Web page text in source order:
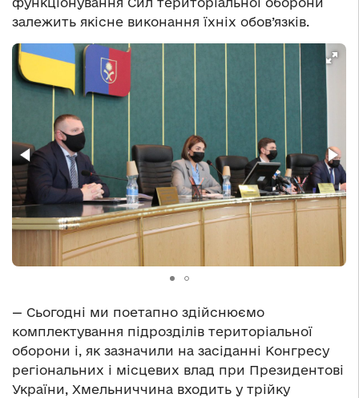
залежить якісне виконання їхніх обов’язків.
— Сьогодні ми поетапно здійснюємо
комплектування підрозділів територіальної
оборони і, як зазначили на засіданні Конгресу
регіональних і місцевих влад при Президентові
України, Хмельниччина входить у трійку